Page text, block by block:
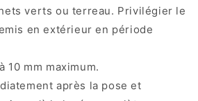
verts ou terreau. Privilégier le
en extérieur en période
10 mm maximum.
après la pose et